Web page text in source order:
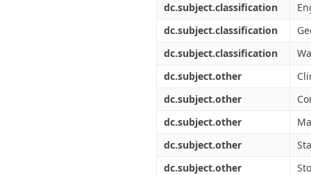
dc.subject.classification
dc.subject.classification
dc.subject.classification
dc.subject.other
dc.subject.other
dc.subject.other
dc.subject.other
dc.subject.other